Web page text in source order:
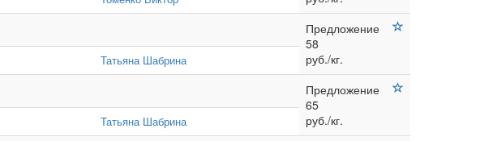
Предложение
58
руб./кг.
Татьяна Шабрина
Предложение
65
руб./кг.
Татьяна Шабрина